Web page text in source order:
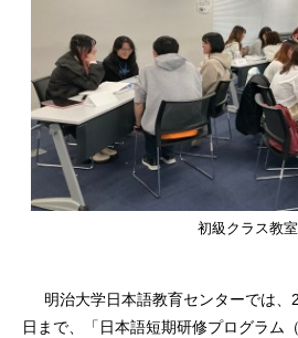
初級クラス教室
明治大学日本語教育センターでは
日まで、「日本語短期研修プログラム